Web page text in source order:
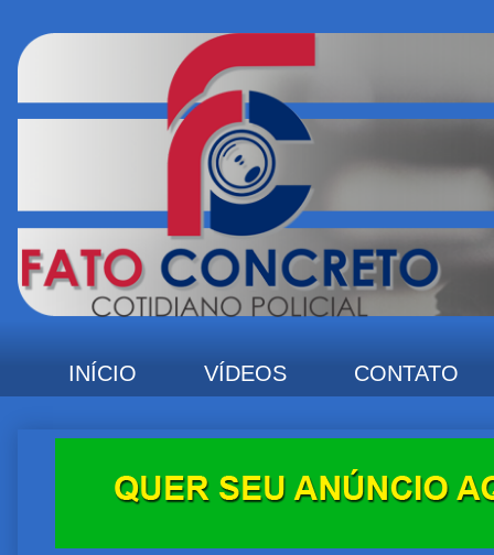
INÍCIO VÍDEOS CONTATO